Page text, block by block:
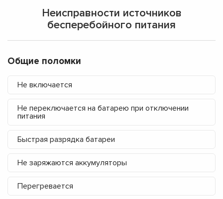
Неисправности источников
бесперебойного питания
Общие поломки
Не включается
Не переключается на батарею при отключении
питания
Быстрая разрядка батареи
Не заряжаются аккумуляторы
Перегревается